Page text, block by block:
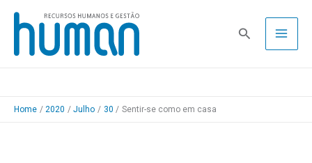
Skip
content
Pesquisa
Home 2020 Julho 30 Sentir-se como em casa